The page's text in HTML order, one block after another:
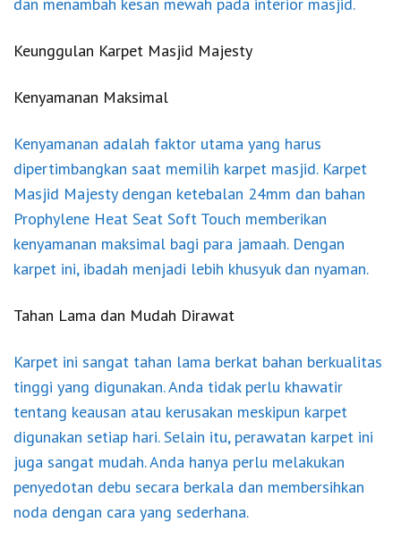
Keunggulan Karpet Masjid Majesty
Kenyamanan Maksimal
Kenyamanan adalah faktor utama yang harus
dipertimbangkan saat memilih karpet masjid. Karpet
Masjid Majesty dengan ketebalan 24mm dan bahan
Prophylene Heat Seat Soft Touch memberikan
kenyamanan maksimal bagi para jamaah. Dengan
karpet ini, ibadah menjadi lebih khusyuk dan nyaman.
Tahan Lama dan Mudah Dirawat
Karpet ini sangat tahan lama berkat bahan berkualitas
tinggi yang digunakan. Anda tidak perlu khawatir
tentang keausan atau kerusakan meskipun karpet
digunakan setiap hari. Selain itu, perawatan karpet ini
juga sangat mudah. Anda hanya perlu melakukan
penyedotan debu secara berkala dan membersihkan
noda dengan cara yang sederhana.